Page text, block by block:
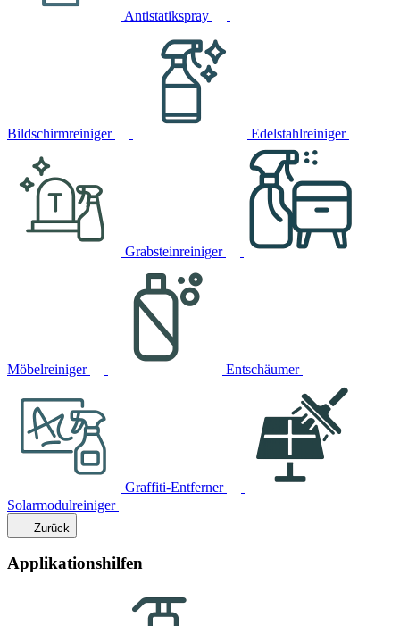
Antistatikspray
Bildschirmreiniger Edelstahlreiniger
Grabsteinreiniger
Möbelreiniger Entschäumer
Graffiti-Entferner
Solarmodulreiniger
Zurück
Applikationshilfen